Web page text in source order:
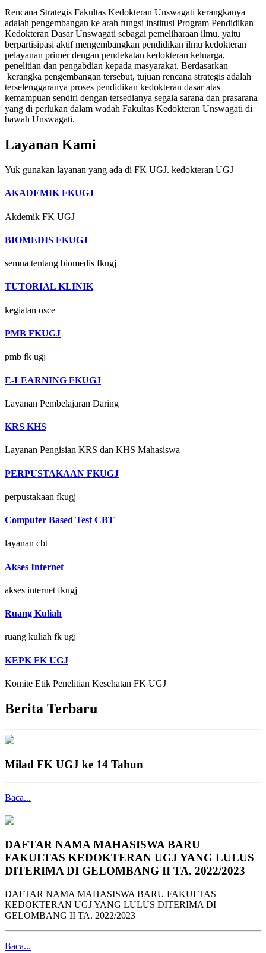
Rencana Strategis Fakultas Kedokteran Unswagati kerangkanya
adalah pengembangan ke arah fungsi institusi Program Pendidikan
Kedokteran Dasar Unswagati sebagai pemeliharaan ilmu, yaitu
berpartisipasi aktif mengembangkan pendidikan ilmu kedokteran
pelayanan primer dengan pendekatan kedokteran keluarga,
penelitian dan pengabdian kepada masyarakat. Berdasarkan
kerangka pengembangan tersebut, tujuan rencana strategis adalah
terselenggaranya proses pendidikan kedokteran dasar atas
kemampuan sendiri dengan tersedianya segala sarana dan prasarana
yang di perlukan dalam wadah Fakultas Kedokteran Unswagati di
bawah Unswagati.
Layanan Kami
Yuk gunakan layanan yang ada di FK UGJ. kedokteran UGJ
AKADEMIK FKUGJ
Akdemik FK UGJ
BIOMEDIS FKUGJ
semua tentang biomedis fkugj
TUTORIAL KLINIK
kegiatan osce
PMB FKUGJ
pmb fk ugj
E-LEARNING FKUGJ
Layanan Pembelajaran Daring
KRS KHS
Layanan Pengisian KRS dan KHS Mahasiswa
PERPUSTAKAAN FKUGJ
perpustakaan fkugj
Computer Based Test CBT
layanan cbt
Akses Internet
akses internet fkugj
Ruang Kuliah
ruang kuliah fk ugj
KEPK FK UGJ
Komite Etik Penelitian Kesehatan FK UGJ
Berita Terbaru
Milad FK UGJ ke 14 Tahun
Baca...
DAFTAR NAMA MAHASISWA BARU
FAKULTAS KEDOKTERAN UGJ YANG LULUS
DITERIMA DI GELOMBANG II TA. 2022/2023
DAFTAR NAMA MAHASISWA BARU FAKULTAS
KEDOKTERAN UGJ YANG LULUS DITERIMA DI
GELOMBANG II TA. 2022/2023
Baca...